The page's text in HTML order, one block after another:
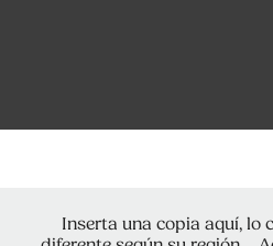
Inserta una copia aquí, lo